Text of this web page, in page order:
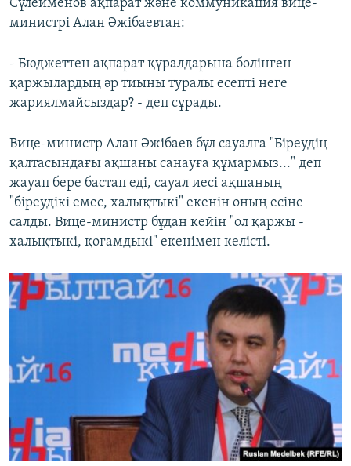
Сүлейменов ақпарат және коммуникация вице-
министрі Алан Әжібаевтан:
- Бюджеттен ақпарат құралдарына бөлінген
қаржылардың әр тиыны туралы есепті неге
жариялмайсыздар? - деп сұрады.
Вице-министр Алан Әжібаев бұл сауалға "Біреудің
қалтасындағы ақшаны санауға құмармыз..." деп
жауап бере бастап еді, сауал иесі ақшаның
"біреудікі емес, халықтыкі" екенін оның есіне
салды. Вице-министр бұдан кейін "ол қаржы -
халықтыкі, қоғамдыкі" екенімен келісті.